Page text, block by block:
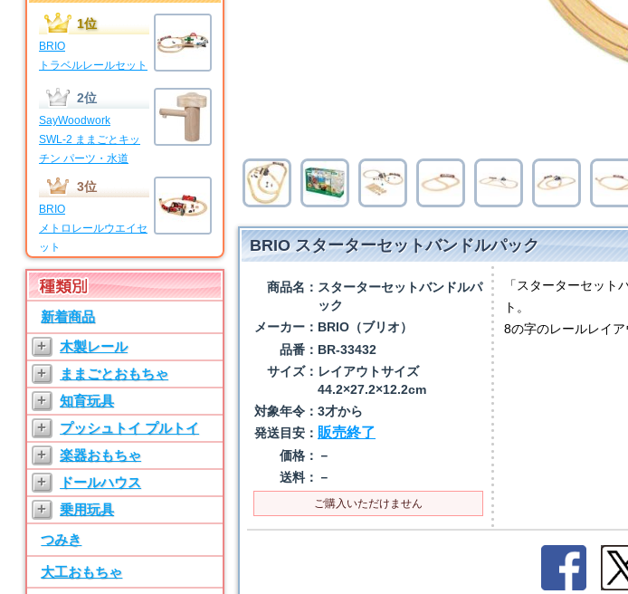
1位
BRIO
トラベルレールセット
2位
SayWoodwork
SWL-2 ままごとキッ
チン パーツ・水道
3位
BRIO
メトロレールウエイセ
ット
4位
BRIO
マイファーストビギナ
ーセット
5位
SayWoodwork
SWL-T ままごとキッ
チン パーツ・水道
6位
SayWoodwork
SW-3 ままごとキッチ
ン パーツ・水道
7位
BRIO
50ピース追加レールセ
新着商品
+ 木製レール
+ ままごとおもちゃ
+ 知育玩具
+ プッシュトイ プルトイ
+ 楽器おもちゃ
+ ドールハウス
+
乗用玩具
つみき
大工おもちゃ
BRIO スターターセットバンドルパック
商品名： スターターセットバンドルパ
ック
メーカー： BRIO（ブリオ）
品番： BR-33432
サイズ： レイアウトサイズ
44.2×27.2×12.2cm
対象年令： 3才から
発送目安： 販売終了
価格： －
送料： －
ご購入いただけません
「スターターセッ
ト。
8の字のレールレイ